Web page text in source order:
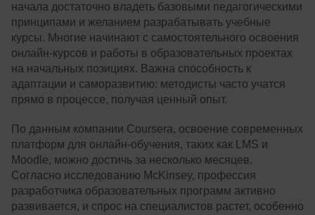
начала достаточно владеть базовыми педагогическими
принципами и желанием разрабатывать учебные
курсы. Многие начинают с самостоятельного освоения
онлайн-курсов и работы в образовательных проектах
на начальных позициях. Важна способность к
адаптации и саморазвитию: методисты часто учатся
прямо в процессе, получая ценный опыт.
По данным компании Coursera, освоение современных
платформ для онлайн-обучения, таких как LMS и
Moodle, можно достичь за несколько месяцев.
Согласно исследованию McKinsey, профессия
разработчика образовательных программ активно
развивается, и спрос на специалистов растет, особенно